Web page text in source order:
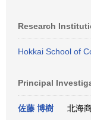
Research
Hokkai School of
Principal
佐藤 博樹 北海